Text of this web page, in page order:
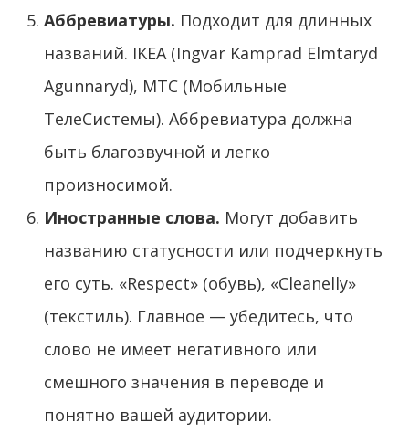
Аббревиатуры. Подходит для длинных
названий. IKEA (Ingvar Kamprad Elmtaryd
Agunnaryd), МТС (Мобильные
ТелеСистемы). Аббревиатура должна
быть благозвучной и легко
произносимой.
Иностранные слова. Могут добавить
названию статусности или подчеркнуть
его суть. «Respect» (обувь), «Cleanelly»
(текстиль). Главное — убедитесь, что
слово не имеет негативного или
смешного значения в переводе и
понятно вашей аудитории.